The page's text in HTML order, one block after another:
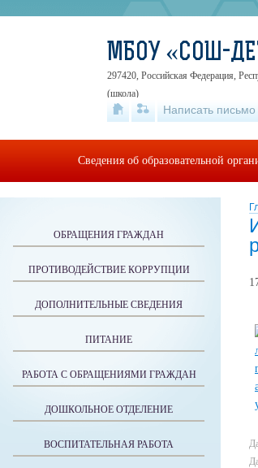
ОБРАЩЕНИЯ ГРАЖДАН
ПРОТИВОДЕЙСТВИЕ КОРРУПЦИИ
ДОПОЛНИТЕЛЬНЫЕ СВЕДЕНИЯ
ПИТАНИЕ
РАБОТА С ОБРАЩЕНИЯМИ ГРАЖДАН
ДОШКОЛЬНОЕ ОТДЕЛЕНИЕ
ВОСПИТАТЕЛЬНАЯ РАБОТА
МБОУ «СОШ-
297420, Российская Федерация,
(школа)
Написать письмо
Сведения об образовательной